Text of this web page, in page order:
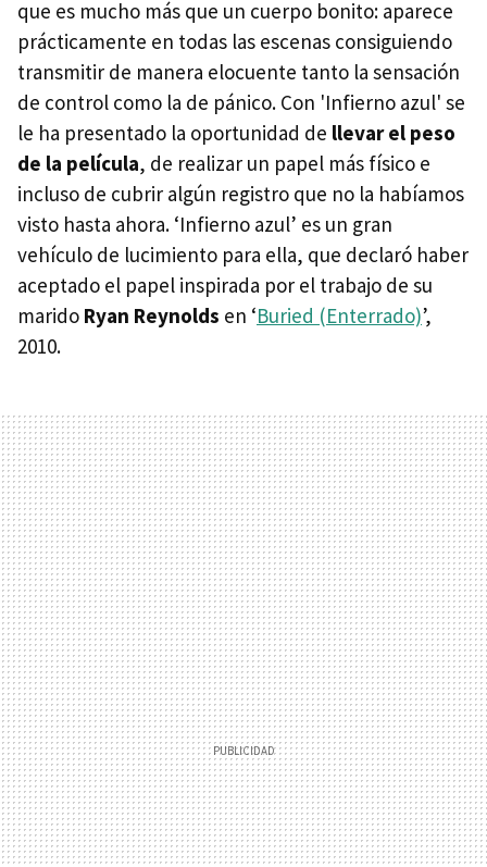
que es mucho más que un cuerpo bonito: aparece
prácticamente en todas las escenas consiguiendo
transmitir de manera elocuente tanto la sensación
de control como la de pánico. Con 'Infierno azul' se
le ha presentado la oportunidad de llevar el peso
de la película, de realizar un papel más físico e
incluso de cubrir algún registro que no la habíamos
visto hasta ahora. ‘Infierno azul’ es un gran
vehículo de lucimiento para ella, que declaró haber
aceptado el papel inspirada por el trabajo de su
marido Ryan Reynolds en ‘Buried (Enterrado)’,
2010.